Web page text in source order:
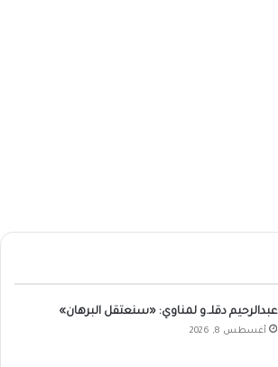
عبدالرحيم دقلـ.و لمناوي: «سنعتقل البرهان»
أغسطس 8, 2026